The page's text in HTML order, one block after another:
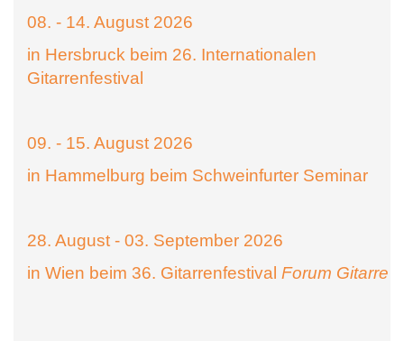
08. - 14. August 2026
in Hersbruck beim 26. Internationalen
Gitarrenfestival
09. - 15. August 2026
in Hammelburg beim Schweinfurter Seminar
28. August - 03. September 2026
in Wien beim 36. Gitarrenfestival Forum Gitarre